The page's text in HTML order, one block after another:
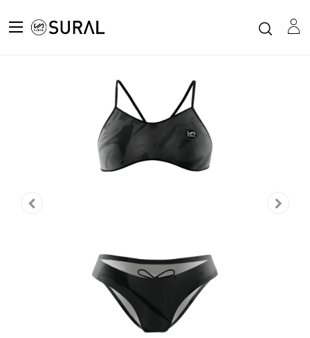
Todos los productos